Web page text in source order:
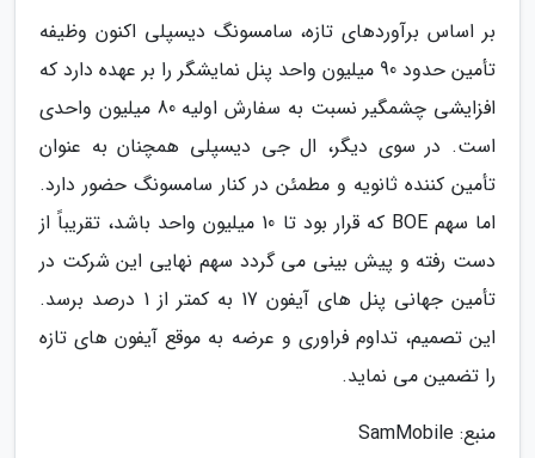
بر اساس برآوردهای تازه، سامسونگ دیسپلی اکنون وظیفه
تأمین حدود 90 میلیون واحد پنل نمایشگر را بر عهده دارد که
افزایشی چشمگیر نسبت به سفارش اولیه 80 میلیون واحدی
است. در سوی دیگر، ال جی دیسپلی همچنان به عنوان
تأمین کننده ثانویه و مطمئن در کنار سامسونگ حضور دارد.
اما سهم BOE که قرار بود تا 10 میلیون واحد باشد، تقریباً از
دست رفته و پیش بینی می گردد سهم نهایی این شرکت در
تأمین جهانی پنل های آیفون 17 به کمتر از 1 درصد برسد.
این تصمیم، تداوم فراوری و عرضه به موقع آیفون های تازه
را تضمین می نماید.
منبع: SamMobile